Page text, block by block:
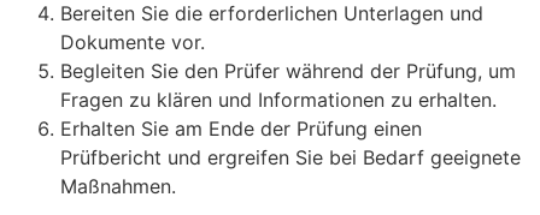
Bereiten Sie die erforderlichen Unterlagen und
Dokumente vor.
Begleiten Sie den Prüfer während der Prüfung, um
Fragen zu klären und Informationen zu erhalten.
Erhalten Sie am Ende der Prüfung einen
Prüfbericht und ergreifen Sie bei Bedarf geeignete
Maßnahmen.